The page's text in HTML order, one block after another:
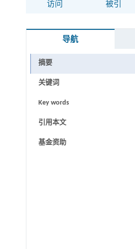
访问 被引
导航
摘要
关键词
Key words
引用本文
基金资助